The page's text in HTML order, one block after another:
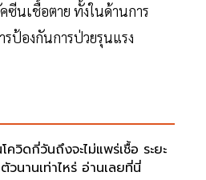
นเชื้อตาย ทั้งในด้านการ
ป้องกันการป่วยรุนแรง
โควิดกี่วันถึงจะไม่แพร่เชื้อ ระยะ
วนานเท่าไหร่ อ่านเลยที่นี่